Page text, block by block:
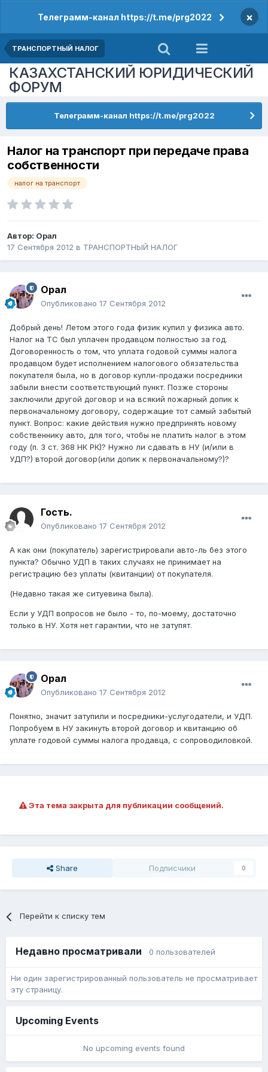
Телеграмм-канал https://t.me/prg2022 ×
ТРАНСПОРТНЫЙ НАЛОГ
КАЗАХСТАНСКИЙ ЮРИДИЧЕСКИЙ
ФОРУМ
Телеграмм-канал https://t.me/prg2022
Налог на транспорт при передаче права
собственности
налог на транспорт
Автор: Орал
17 Сентября 2012 в ТРАНСПОРТНЫЙ НАЛОГ
Орал
Опубликовано 17 Сентября 2012
Добрый день! Летом этого года физик купил у физика авто.
Налог на ТС был уплачен продавцом полностью за год.
Договоренность о том, что уплата годовой суммы налога
продавцом будет исполнением налогового обязательства
покупателя была, но в договор купли-продажи посредники
забыли внести соответствующий пункт. Позже стороны
заключили другой договор и на всякий пожарный допик к
первоначальному договору, содержащие тот самый забытый
пункт. Вопрос: какие действия нужно предпринять новому
собственнику авто, для того, чтобы не платить налог в этом
году (п. 3 ст. 368 НК РК)? Нужно ли сдавать в НУ (и/или в
УДП?) второй договор(или допик к первоначальному?)?
Гость.
Опубликовано 17 Сентября 2012
А как они (покупатель) зарегистрировали авто-ль без этого
пункта? Обычно УДП в таких случаях не принимает на
регистрацию без уплаты (квитанции) от покупателя.
(Недавно такая же ситуевина была).
Если у УДП вопросов не было - то, по-моему, достаточно
только в НУ. Хотя нет гарантии, что не затупят.
Орал
Опубликовано 17 Сентября 2012
Понятно, значит затупили и посредники-услугодатели, и УДП.
Попробуем в НУ закинуть второй договор и квитанцию об
уплате годовой суммы налога продавца, с сопроводиловкой.
Эта тема закрыта для публикации сообщений.
Share Подписчики 0
Перейти к списку тем
Недавно просматривали 0 пользователей
Ни один зарегистрированный пользователь не просматривает
эту страницу.
Upcoming Events
No upcoming events found